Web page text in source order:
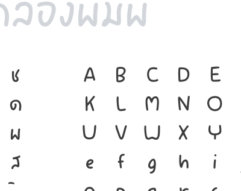
ช
ด
พ
ส
A B C D E
K
L M N O
U
V W X Y
e
f g h i
ภาษา คือ เครื่องมือส
ชาติดำรงอยู่ได้ ภาษา
ของชนชาติ จากอดีต
เครื่องมือสำคัญที่ทำใ